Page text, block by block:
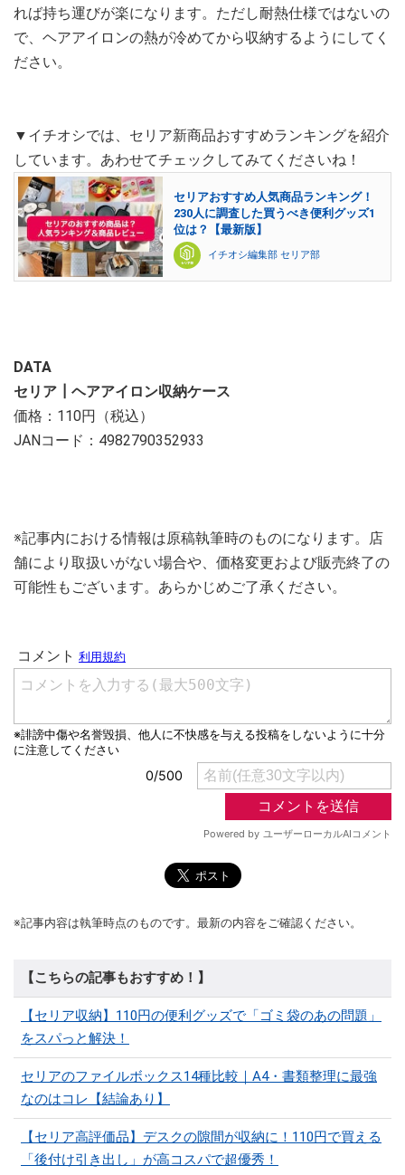
れば持ち運びが楽になります。ただし耐熱仕様ではないの
で、ヘアアイロンの熱が冷めてから収納するようにしてく
ださい。
▼イチオシでは、セリア新商品おすすめランキングを紹介
しています。あわせてチェックしてみてくださいね！
セリアおすすめ人気商品ランキング！
230人に調査した買うべき便利グッズ1
位は？【最新版】
イチオシ編集部 セリア部
DATA
セリア┃ヘアアイロン収納ケース
価格：110円（税込）
JANコード：4982790352933
※記事内における情報は原稿執筆時のものになります。店
舗により取扱いがない場合や、価格変更および販売終了の
可能性もございます。あらかじめご了承ください。
※記事内容は執筆時点のものです。最新の内容をご確認ください。
【こちらの記事もおすすめ！】
【セリア収納】110円の便利グッズで「ゴミ袋のあの問題」
をスパっと解決！
セリアのファイルボックス14種比較｜A4・書類整理に最強
なのはコレ【結論あり】
【セリア高評価品】デスクの隙間が収納に！110円で買える
「後付け引き出し」が高コスパで超優秀！